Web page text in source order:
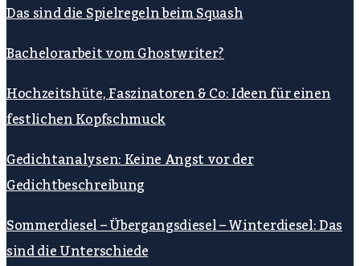
Das sind die Spielregeln beim Squash
Bachelorarbeit vom Ghostwriter?
Hochzeitshüte, Faszinatoren & Co: Ideen für einen
festlichen Kopfschmuck
Gedichtanalysen: Keine Angst vor der
Gedichtbeschreibung
Sommerdiesel – Übergangsdiesel – Winterdiesel: Das
sind die Unterschiede